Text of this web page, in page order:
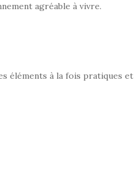
agréable à vivre.
éléments à la fois pratiques et